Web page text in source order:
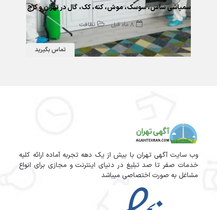
تماس بگیرید
سمپاشی ساس، سوسک، موش، کنه، کک، گال در تهران و کرج
8 ماه قبل نظافت
وب سایت آگهی تهران با بیش از یک دهه تجربه آماده ارائه کلیه
خدمات صفر تا صد تبلیغ در دنیای اینترنت و مجازی برای انواع
مشاغل به صورت اختصاصی میباشد